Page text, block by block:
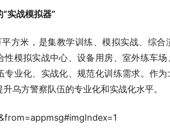
实战模拟器”
方米，是集教学训练、模拟实战、综
性模拟实战中心、设备用房、室外练车场
专业化、实战化、规范化训练需求。作
乌方警察队伍的专业化和实战化水平。